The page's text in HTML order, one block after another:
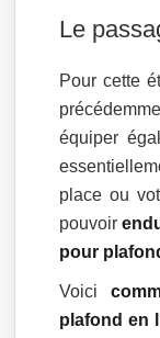
Le
Pour cette
équiper
place ou
pouvoir
pour
Voici
plafond en